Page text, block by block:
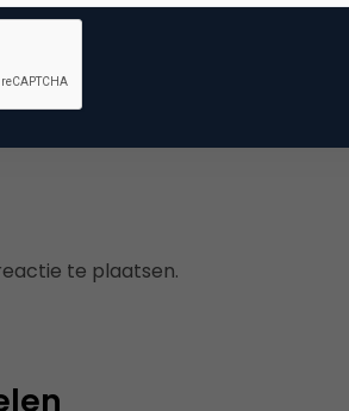
marketing
te plaatsen.